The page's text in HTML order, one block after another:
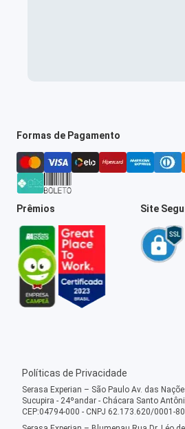
Formas de Pagamento
Prêmios Site
Políticas de Privacidade
Serasa Experian – São Paulo Av. das
Sucupira - 24ºandar - Chácara Santo
CEP:04794-000 - CNPJ 62.173.620/0001-80